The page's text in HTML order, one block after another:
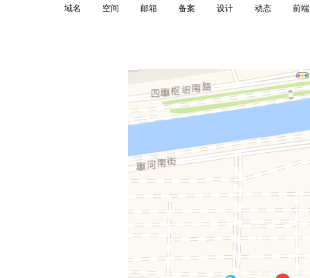
域名 空间 邮箱 备案 设计 动态 前端